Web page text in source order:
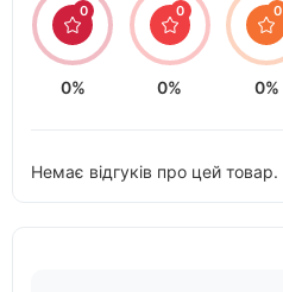
0
0%
0
0%
0
0%
Немає відгуків про цей товар.